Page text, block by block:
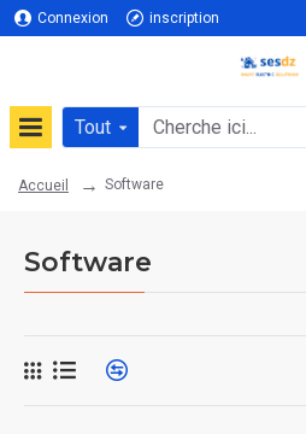
Connexion inscription
Tout
Accueil Software
Software